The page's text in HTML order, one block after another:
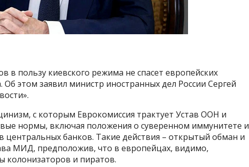
в пользу киевского режима не спасет европейских
Об этом заявил министр иностранных дел России Сергей
с которым Еврокомиссия трактует Устав ООН и
нормы, включая положения о суверенном иммунитете и
центральных банков. Такие действия – открытый обман и
МИД, предположив, что в европейцах, видимо,
колонизаторов и пиратов.